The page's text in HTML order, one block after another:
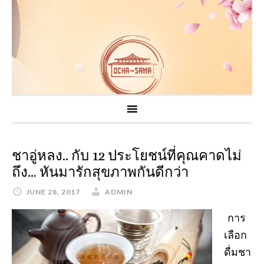
ชาอู่หลง.. กับ 12 ประโยชน์ที่คุณคาดไม่
ถึง… หันมารักสุขภาพกันดีกว่า
JUNE 28, 2017 ADMIN
การ
เลือก
ดื่มชา